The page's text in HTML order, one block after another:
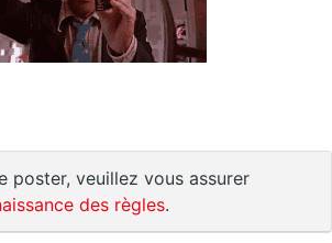
poster, veuillez vous assurer
des règles.